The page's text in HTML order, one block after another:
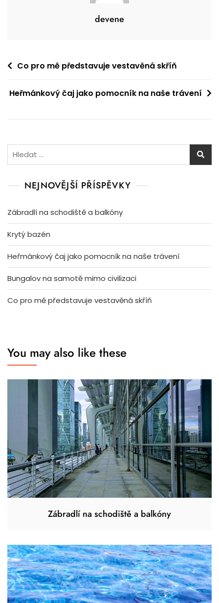
devene
Navigace
příspěvek
Co pro mě představuje vestavěná skříň
Heřmánkový čaj jako pomocník na naše trávení
Vyhledávání
NEJNOVĚJŠÍ PŘÍSPĚVKY
Zábradlí na schodiště a balkóny
Krytý bazén
Heřmánkový čaj jako pomocník na naše trávení
Bungalov na samotě mimo civilizaci
Co pro mě představuje vestavěná skříň
You may also like these
Zábradlí na schodiště a balkóny